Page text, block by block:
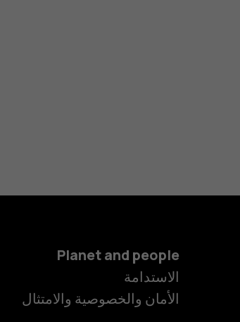
الهواتف الذكية
Planet and people
الاستدامة
الأمان والخصوصية والامتثال